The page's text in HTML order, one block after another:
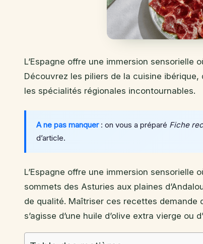
L’Espagne offre une immersion
Découvrez les piliers de la cuisine
les spécialités régionales incontournables.
A ne pas manquer: on vous a préparé Fiche
d’article.
L’Espagne offre une immersion
sommets des Asturies aux plaines
de qualité. Maîtriser ces recettes demande
s’agisse d’une huile d’olive extra vierge ou